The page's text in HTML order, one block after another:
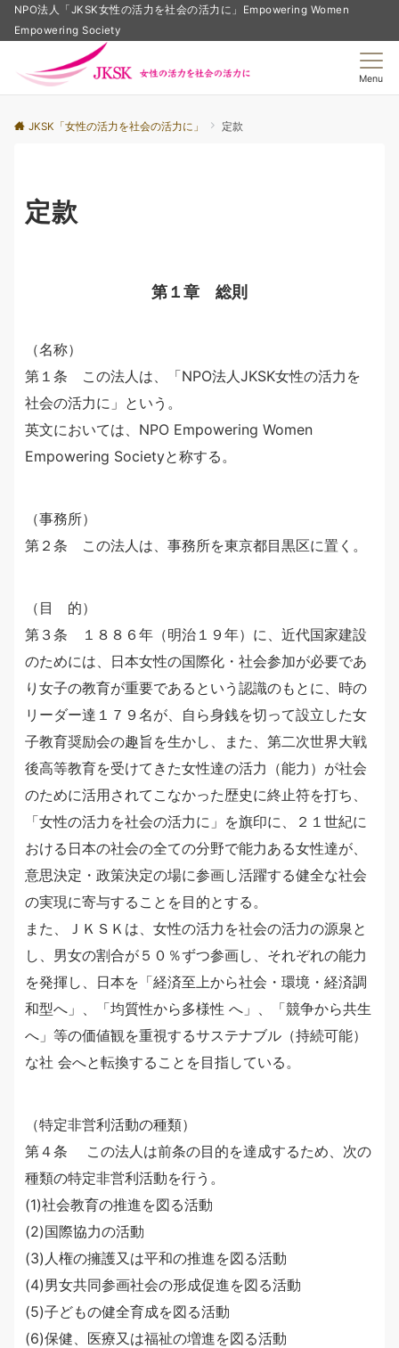
NPO法人「JKSK女性の活力を社会の活力に」Empowering Women
Empowering Society
Menu
JKSK「女性の活力を社会の活力に」 定款
定款
第１章 総則
（名称）
第１条 この法人は、「NPO法人JKSK女性の活力を
社会の活力に」という。
英文においては、NPO Empowering Women
Empowering Societyと称する。
（事務所）
第２条 この法人は、事務所を東京都目黒区に置く。
（目 的）
第３条 １８８６年（明治１９年）に、近代国家建設
のためには、日本女性の国際化・社会参加が必要であ
り女子の教育が重要であるという認識のもとに、時の
リーダー達１７９名が、自ら身銭を切って設立した女
子教育奨励会の趣旨を生かし、また、第二次世界大戦
後高等教育を受けてきた女性達の活力（能力）が社会
のために活用されてこなかった歴史に終止符を打ち、
「女性の活力を社会の活力に」を旗印に、２１世紀に
おける日本の社会の全ての分野で能力ある女性達が、
意思決定・政策決定の場に参画し活躍する健全な社会
の実現に寄与することを目的とする。
また、ＪＫＳＫは、女性の活力を社会の活力の源泉と
し、男女の割合が５０％ずつ参画し、それぞれの能力
を発揮し、日本を「経済至上から社会・環境・経済調
和型へ」、「均質性から多様性 へ」、「競争から共生
へ」等の価値観を重視するサステナブル（持続可能）
な社 会へと転換することを目指している。
（特定非営利活動の種類）
第４条 この法人は前条の目的を達成するため、次の
種類の特定非営利活動を行う。
(1)社会教育の推進を図る活動
(2)国際協力の活動
(3)人権の擁護又は平和の推進を図る活動
(4)男女共同参画社会の形成促進を図る活動
(5)子どもの健全育成を図る活動
(6)保健、医療又は福祉の増進を図る活動